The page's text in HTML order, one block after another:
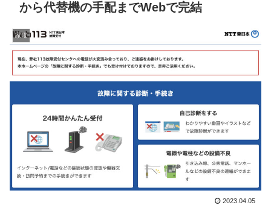
から代替機の手配までWebで完結
家電
2023.04.05